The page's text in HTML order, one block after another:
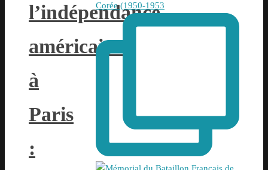
l’indépendance
américaine
à
Paris
:
Corée (1950-1953